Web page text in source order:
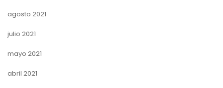
agosto 2021
julio 2021
mayo 2021
abril 2021